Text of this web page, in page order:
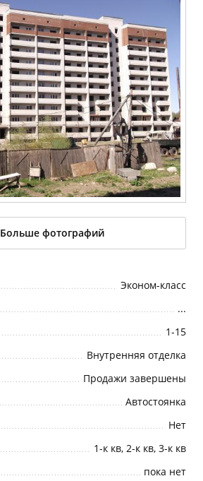
Больше фотографий
Эконом-класс
...
1-15
Внутренняя отделка
Продажи завершены
Автостоянка
Нет
1-к кв, 2-к кв, 3-к кв
пока нет